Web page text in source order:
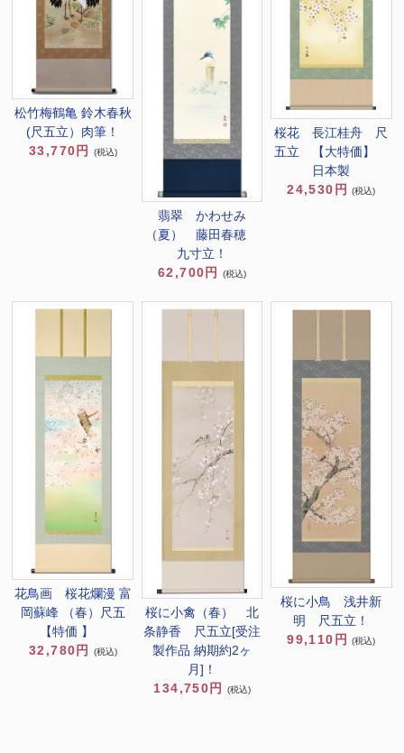
松竹梅鶴亀 鈴木春秋
(尺五立）肉筆！
33,770円
(税込)
翡翠 かわせみ
（夏） 藤田春穂
九寸立！
62,700円
(税込)
桜花 長江桂舟 尺
五立 【大特価】
日本製
24,530円
(税込)
花鳥画 桜花爛漫 富
岡蘇峰 （春）尺五
【特価 】
32,780円
(税込)
桜に小禽（春） 北
条静香 尺五立[受注
製作品 納期約2ヶ
月]！
134,750円
(税込)
桜に小鳥 浅井新
明 尺五立！
99,110円
(税込)